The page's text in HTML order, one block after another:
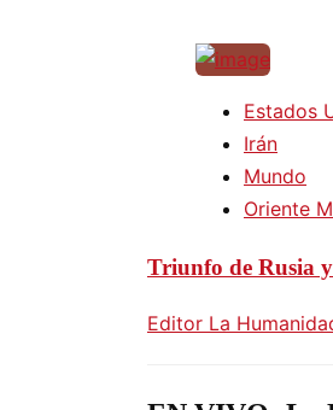
Estados
Irán
Mundo
Oriente
Triunfo de Rusia
Editor La